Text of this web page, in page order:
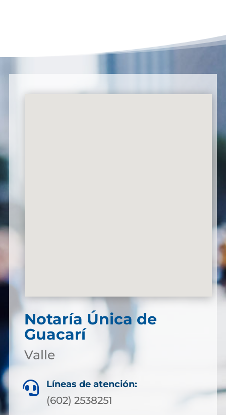
Notaría Única de
Guacarí
Valle
 Líneas de atención:
(602) 2538251